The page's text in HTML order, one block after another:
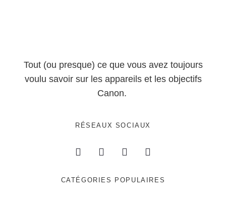
Tout (ou presque) ce que vous avez toujours
voulu savoir sur les appareils et les objectifs
Canon.
RÉSEAUX SOCIAUX
CATÉGORIES POPULAIRES